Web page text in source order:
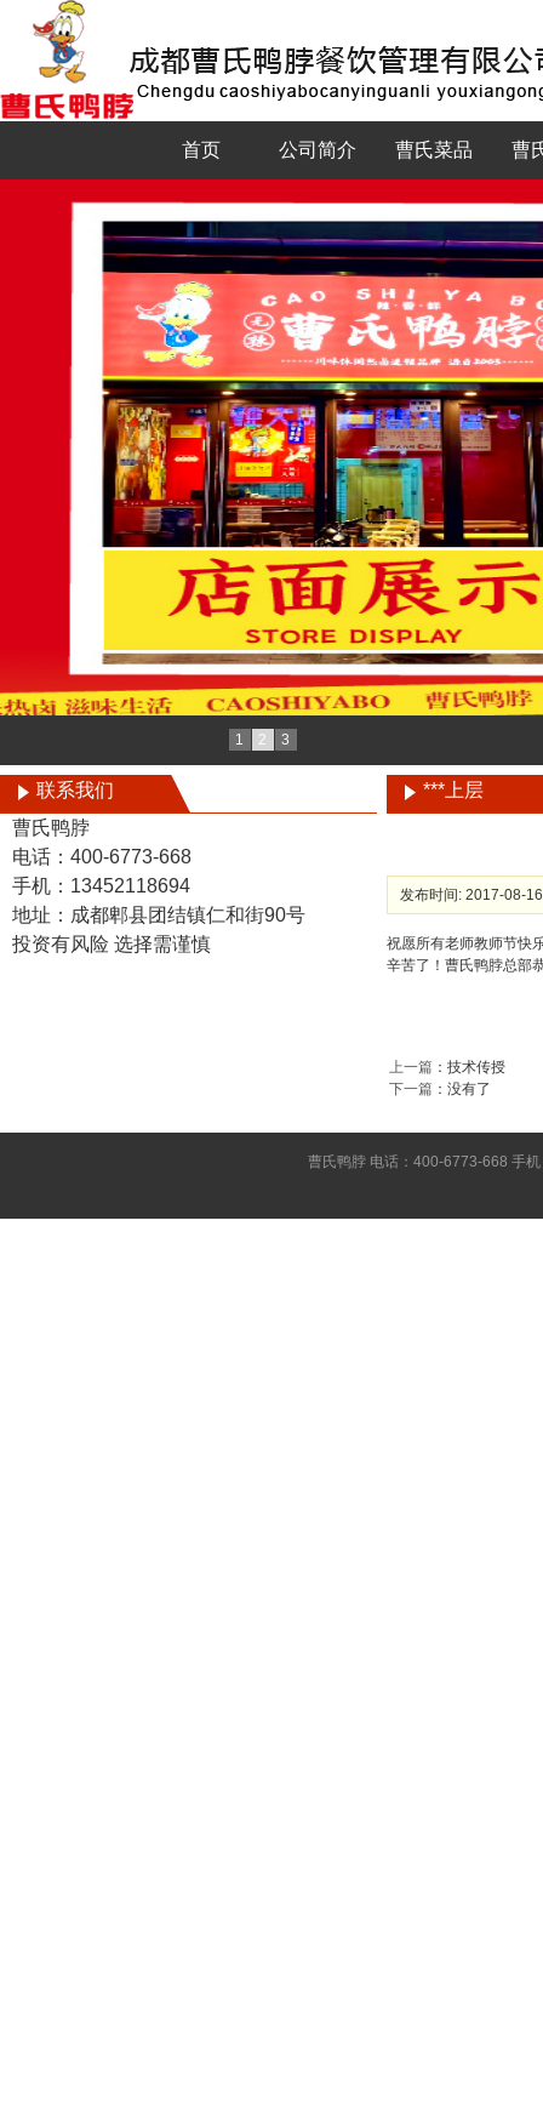
首页 公司简介 曹氏菜品 曹
1 2 3
联系我们
曹氏鸭脖
电话：400-6773-668
手机：13452118694
地址：成都郫县团结镇仁和街90号
投资有风险 选择需谨慎
***上层
发布时间: 2017-08-
祝愿所有老师教师节快
辛苦了！曹氏鸭脖总部
上一篇 ： 技术传授
下一篇 ：没有了
曹氏鸭脖 电话：400-6773-668 手